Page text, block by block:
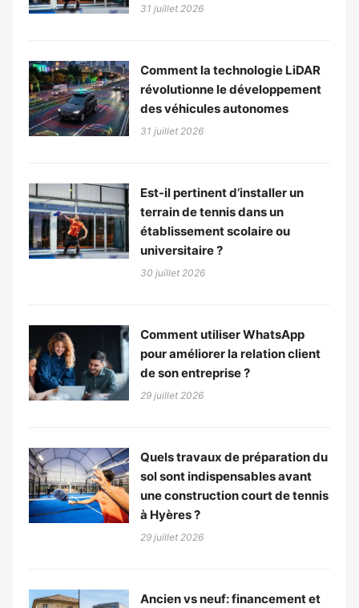
31 juillet 2026
Comment la technologie LiDAR
révolutionne le développement
des véhicules autonomes
31 juillet 2026
Est-il pertinent d’installer un
terrain de tennis dans un
établissement scolaire ou
universitaire ?
30 juillet 2026
Comment utiliser WhatsApp
pour améliorer la relation client
de son entreprise ?
29 juillet 2026
Quels travaux de préparation du
sol sont indispensables avant
une construction court de tennis
à Hyères ?
29 juillet 2026
Ancien vs neuf: financement et